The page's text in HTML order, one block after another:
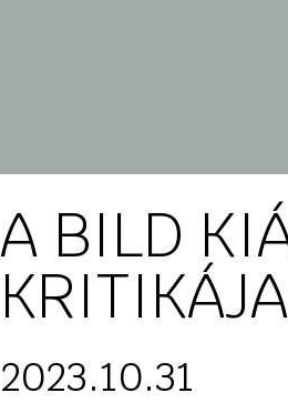
A BILD
KRITIKÁJA
2023.10.31